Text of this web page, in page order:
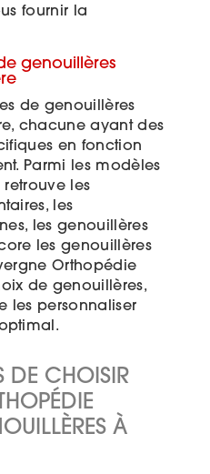
fournir la
genouillères
de genouillères
chacune ayant des
en fonction
Parmi les modèles
retrouve les
les
les genouillères
les genouillères
Orthopédie
de genouillères,
les personnaliser
DE CHOISIR
À